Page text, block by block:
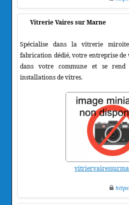
Vitrerie Vaires sur Marne
Spécialise dans la vitrerie
fabrication dédié, votre entreprise
dans votre commune et se
installations de vitres.
https